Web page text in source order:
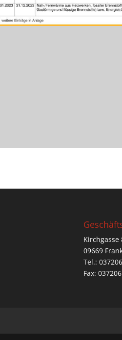
Kirchgasse
09669
Tel.:
Fax: